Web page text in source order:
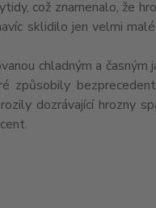
což znamenalo, že
sklidilo jen velmi
chladným a časným
dozrávající hrozny